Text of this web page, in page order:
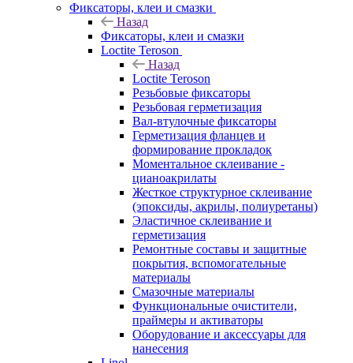
Фиксаторы, клеи и смазки
Назад
Фиксаторы, клеи и смазки
Loctite Teroson
Назад
Loctite Teroson
Резьбовые фиксаторы
Резьбовая герметизация
Вал-втулочные фиксаторы
Герметизация фланцев и
формирование прокладок
Моментальное склеивание -
цианоакрилаты
Жесткое структурное склеивание
(эпоксиды, акрилы, полиуретаны)
Эластичное склеивание и
герметизация
Ремонтные составы и защитные
покрытия, вспомогательные
материалы
Смазочные материалы
Функциональные очистители,
праймеры и активаторы
Оборудование и аксессуары для
нанесения